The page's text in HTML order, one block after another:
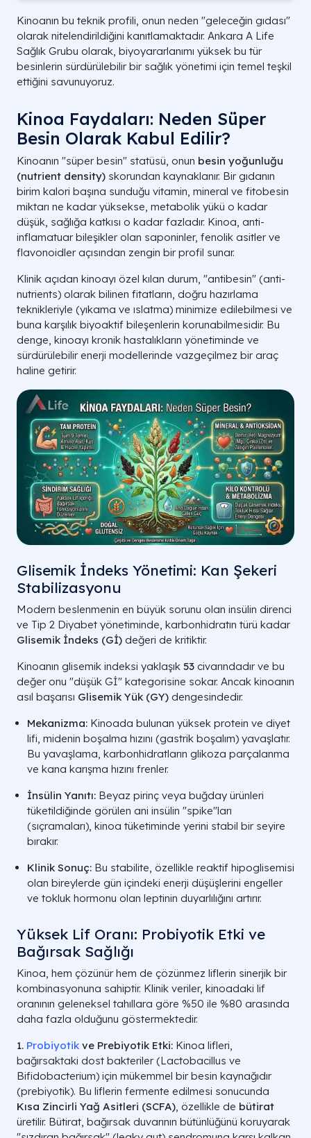
Kinoanın bu teknik profili, onun neden "geleceğin gıdası"
olarak nitelendirildiğini kanıtlamaktadır. Ankara A Life
Sağlık Grubu olarak, biyoyararlanımı yüksek bu tür
besinlerin sürdürülebilir bir sağlık yönetimi için temel teşkil
ettiğini savunuyoruz.
Kinoa Faydaları: Neden Süper
Besin Olarak Kabul Edilir?
Kinoanın "süper besin" statüsü, onun besin yoğunluğu
(nutrient density) skorundan kaynaklanır. Bir gıdanın
birim kalori başına sunduğu vitamin, mineral ve fitobesin
miktarı ne kadar yüksekse, metabolik yükü o kadar
düşük, sağlığa katkısı o kadar fazladır. Kinoa, anti-
inflamatuar bileşikler olan saponinler, fenolik asitler ve
flavonoidler açısından zengin bir profil sunar.
Klinik açıdan kinoayı özel kılan durum, "antibesin" (anti-
nutrients) olarak bilinen fitatların, doğru hazırlama
teknikleriyle (yıkama ve ıslatma) minimize edilebilmesi ve
buna karşılık biyoaktif bileşenlerin korunabilmesidir. Bu
denge, kinoayı kronik hastalıkların yönetiminde ve
sürdürülebilir enerji modellerinde vazgeçilmez bir araç
haline getirir.
Glisemik İndeks Yönetimi: Kan Şekeri
Stabilizasyonu
Modern beslenmenin en büyük sorunu olan insülin direnci
ve Tip 2 Diyabet yönetiminde, karbonhidratın türü kadar
Glisemik İndeks (Gİ) değeri de kritiktir.
Kinoanın glisemik indeksi yaklaşık 53 civarındadır ve bu
değer onu "düşük Gİ" kategorisine sokar. Ancak kinoanın
asıl başarısı Glisemik Yük (GY) dengesindedir.
Mekanizma: Kinoada bulunan yüksek protein ve diyet
lifi, midenin boşalma hızını (gastrik boşalım) yavaşlatır.
Bu yavaşlama, karbonhidratların glikoza parçalanma
ve kana karışma hızını frenler.
İnsülin Yanıtı: Beyaz pirinç veya buğday ürünleri
tüketildiğinde görülen ani insülin "spike"ları
(sıçramaları), kinoa tüketiminde yerini stabil bir seyire
bırakır.
Klinik Sonuç: Bu stabilite, özellikle reaktif hipoglisemisi
olan bireylerde gün içindeki enerji düşüşlerini engeller
ve tokluk hormonu olan leptinin duyarlılığını artırır.
Yüksek Lif Oranı: Probiyotik Etki ve
Bağırsak Sağlığı
Kinoa, hem çözünür hem de çözünmez liflerin sinerjik bir
kombinasyonuna sahiptir. Klinik veriler, kinoadaki lif
oranının geleneksel tahıllara göre %50 ile %80 arasında
daha fazla olduğunu göstermektedir.
1. Probiyotik ve Prebiyotik Etki: Kinoa lifleri,
bağırsaktaki dost bakteriler (Lactobacillus ve
Bifidobacterium) için mükemmel bir besin kaynağıdır
(prebiyotik). Bu liflerin fermente edilmesi sonucunda
Kısa Zincirli Yağ Asitleri (SCFA), özellikle de bütirat
üretilir. Bütirat, bağırsak duvarının bütünlüğünü koruyarak